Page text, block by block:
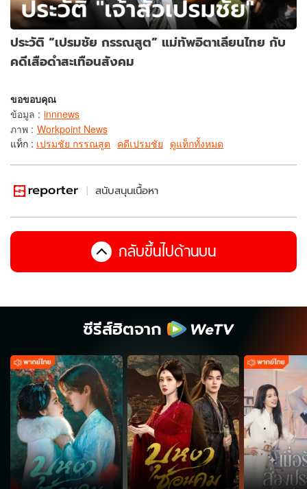
ประวัติ “เปรมชัย กรรณสูต” แม่ทัพอิตาเลียนไทย กับ
คดีเสือดำสะเทือนสังคม
ขอขอบคุณ
ข้อมูล : innnews
ภาพ : Workpoint News
แท็ก : เปรมชัย กรรณสูต คดีเปรมชัย ดูแท็กทั้งหมด
สนับสนุนเนื้อหา
กลับขึ้นไปด้านบน
ซีรีส์ฮิตจาก